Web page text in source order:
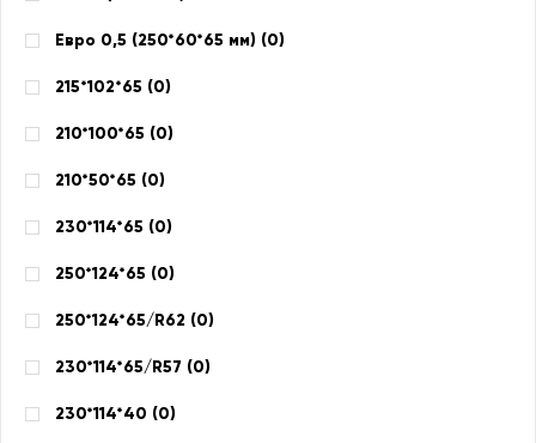
Евро 0,5 (250*60*65 мм) (0)
215*102*65 (0)
210*100*65 (0)
210*50*65 (0)
230*114*65 (0)
250*124*65 (0)
250*124*65/R62 (0)
230*114*65/R57 (0)
230*114*40 (0)